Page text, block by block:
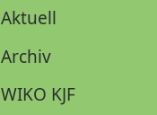
Aktuell
Archiv
WIKO KJF